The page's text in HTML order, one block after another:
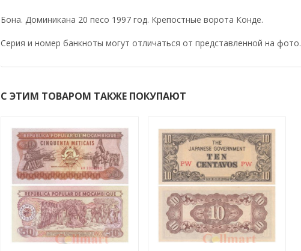
Бона. Доминикана 20 песо 1997 год. Крепостные ворота Конде.
Серия и номер банкноты могут отличаться от представленной на фото.
С ЭТИМ ТОВАРОМ ТАКЖЕ ПОКУПАЮТ